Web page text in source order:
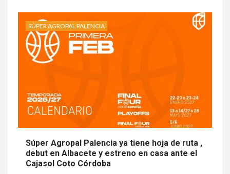
SÚPER AGROPAL PALENCIA
Súper Agropal Palencia ya tiene hoja de ruta ,
debut en Albacete y estreno en casa ante el
Cajasol Coto Córdoba